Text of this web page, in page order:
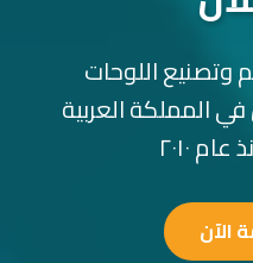
وتصنيع اللوحات
في المملكة العربية
٢٠١٠
الآن